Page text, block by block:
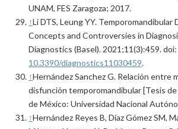
UNAM, FES Zaragoza; 2017.
↑Li DTS, Leung YY.
Concepts and Controversies in
Diagnostics (Basel). 2021;11(3):459. doi:
10.3390/diagnostics11030459.
↑Hernández Sanchez G. Relación entre
disfunción temporomandibular [Tesis
de México: Universidad Nacional
↑Hernández Reyes B, Díaz Gómez SM,